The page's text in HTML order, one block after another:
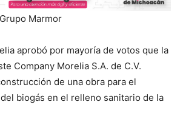
Marmor
aprobó por mayoría de votos que la
Company Morelia S.A. de C.V.
de una obra para el
biogás en el relleno sanitario de la